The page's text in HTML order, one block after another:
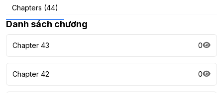
Chapters (44)
Danh sách chương
Chapter 43 0
Chapter 42 0